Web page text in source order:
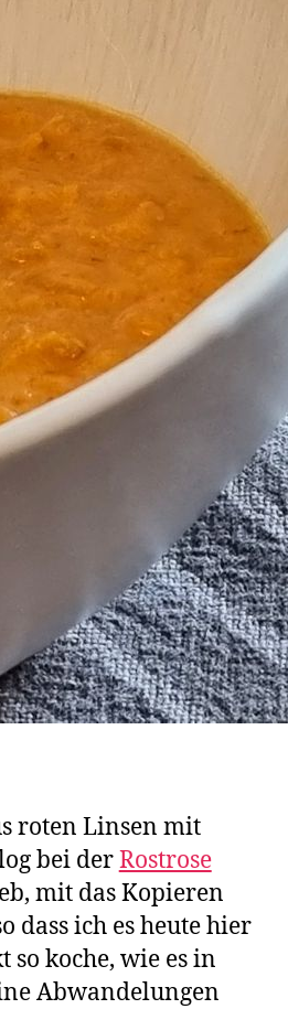
roten Linsen mit
bei derRostrose
mit das Kopieren
dass ich es heute hier
koche, wie es in
Abwandelungen